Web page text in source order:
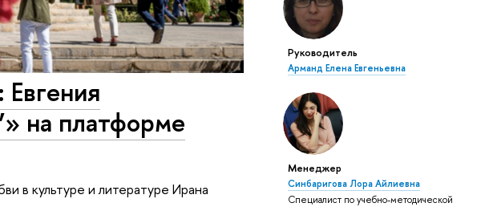
Руководитель
Арманд Елена Евгеньевна
Менеджер
Синбаригова Лора Айлиевна
Специалист по учебно-методической
на платформе
в культуре и литературе Ирана